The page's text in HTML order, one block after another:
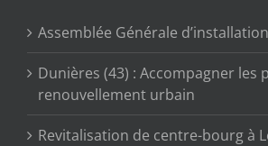
Assemblée Générale d’installation
Dunières (43) : Accompagner les
renouvellement urbain
Revitalisation de centre-bourg à